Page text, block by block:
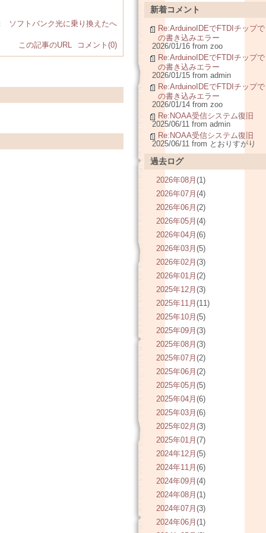
ソフトバンク光に乗り換えたへ
この記事のURL コメント(0)
新着コメント
Re:ArduinoIDEでFTDIチップで
の書き込みエラー
2026/01/16 from zoo
Re:ArduinoIDEでFTDIチップで
の書き込みエラー
2026/01/15 from admin
Re:ArduinoIDEでFTDIチップで
の書き込みエラー
2026/01/14 from zoo
Re:NOAA受信システム復旧
2025/06/11 from admin
Re:NOAA受信システム復旧
2025/06/11 from とおりすがり
過去ログ
2026年08月 (1)
2026年07月 (4)
2026年06月 (2)
2026年05月 (4)
2026年04月 (6)
2026年03月 (5)
2026年02月 (3)
2026年01月 (2)
2025年12月 (3)
2025年11月 (11)
2025年10月 (5)
2025年09月 (3)
2025年08月 (3)
2025年07月 (2)
2025年06月 (2)
2025年05月 (5)
2025年04月 (6)
2025年03月 (6)
2025年02月 (3)
2025年01月 (7)
2024年12月 (5)
2024年11月 (6)
2024年09月 (4)
2024年08月 (1)
2024年07月 (3)
2024年06月 (1)